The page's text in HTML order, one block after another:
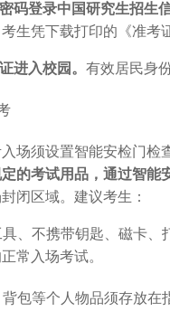
码登录中国研究生招生
生凭下载打印的《准考
进入校园。 有效居民身
场须设置智能安检门检
的考试用品，通过智能
闭区域。建议考生：
、不携带钥匙、磁卡
常入场考试。
包等个人物品须存放在